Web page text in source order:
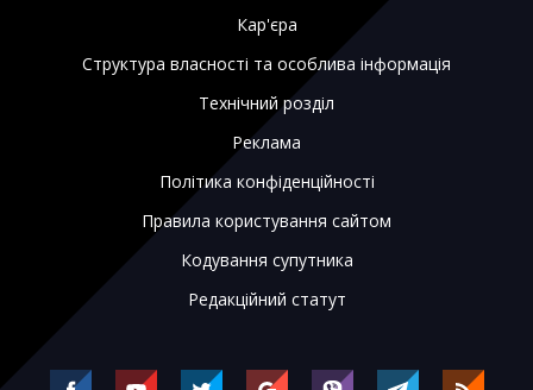
Кар'єра
Структура власності та особлива інформація
Технічний розділ
Реклама
Політика конфіденційності
Правила користування сайтом
Кодування супутника
Редакційний статут